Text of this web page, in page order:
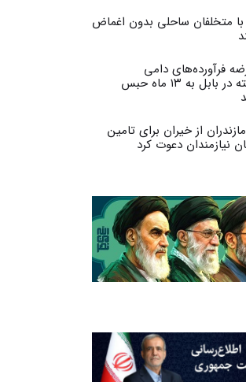
با متخلفان ساحلی بدون اغماض
فرآورده‌های دامی
تاریخ‌گذشته در بابل به ۱۳ ماه حبس
از خیران برای تامین
نیازمندان دعوت کرد